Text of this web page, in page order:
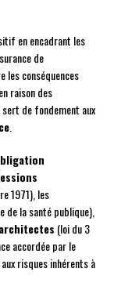
en encadrant les
de
les conséquences
raison des
de fondement aux
.
1971), les
de la santé publique),
architectes (loi du 3
accordée par le
risques inhérents à